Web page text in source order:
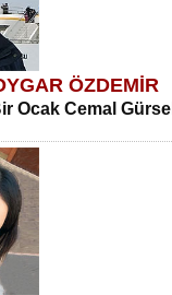
ÖZDEMİR
Ocak Cemal Gürsel